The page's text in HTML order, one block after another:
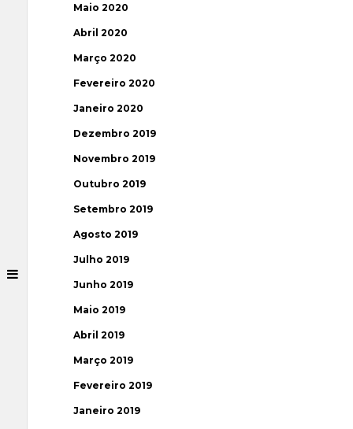
Maio 2020
Abril 2020
Março 2020
Fevereiro 2020
Janeiro 2020
Dezembro 2019
Novembro 2019
Outubro 2019
Setembro 2019
Agosto 2019
Julho 2019
Junho 2019
Maio 2019
Abril 2019
Março 2019
Fevereiro 2019
Janeiro 2019